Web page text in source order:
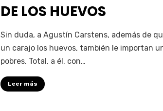
DE LOS HUEVOS
por Enrique
Sin duda, a Agustín Carstens, además de
un carajo los huevos, también le importan
pobres. Total, a él, con…
Leer más